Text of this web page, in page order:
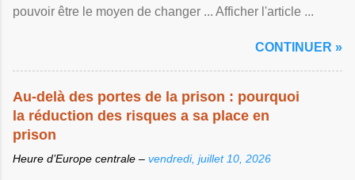
pouvoir être le moyen de changer ... Afficher l'article ...
CONTINUER »
Au-delà des portes de la prison : pourquoi
la réduction des risques a sa place en
prison
Heure d’Europe centrale – vendredi, juillet 10, 2026